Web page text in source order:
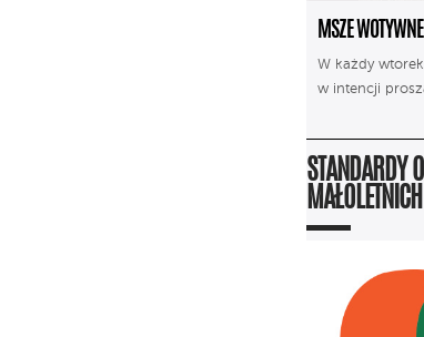
MSZE
W każdy
w intencji
STANDARDY
MAŁOLETNICH